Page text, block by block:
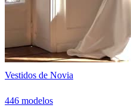
Vestidos de Novia
446 modelos